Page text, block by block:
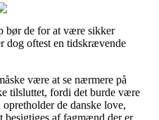
bør de for at være sikker
dog oftest en tidskrævende
være at se nærmere på
tilsluttet, fordi det burde være
de danske love,
besigtiges af fagmænd der er